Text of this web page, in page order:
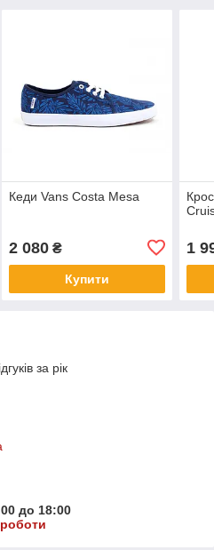
Кеди Vans Costa Mesa
2 080₴
Купити
1
за рік
до 18:00